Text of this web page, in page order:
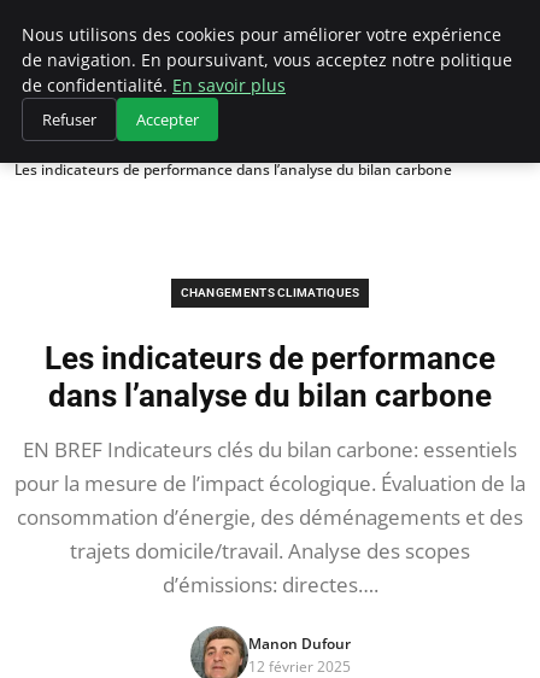
Climategatecountryclub.com
Accueil
Changements climatiques
Les indicateurs de performance dans l’analyse du bilan carbone
CHANGEMENTS CLIMATIQUES
Les indicateurs de performance
dans l’analyse du bilan carbone
EN BREF Indicateurs clés du bilan carbone: essentiels
pour la mesure de l’impact écologique. Évaluation de la
consommation d’énergie, des déménagements et des
trajets domicile/travail. Analyse des scopes
d’émissions: directes….
Manon Dufour
12 février 2025
Nous utilisons des cookies pour améliorer votre expérience
de navigation. En poursuivant, vous acceptez notre politique
de confidentialité. En savoir plus
Refuser Accepter